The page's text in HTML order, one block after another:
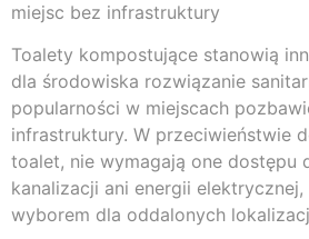
miejsc bez infrastruktury
Toalety kompostujące stanowią
dla środowiska rozwiązanie
popularności w miejscach
infrastruktury. W przeciwieństwie
toalet, nie wymagają one dostępu
kanalizacji ani energii
wyborem dla oddalonych